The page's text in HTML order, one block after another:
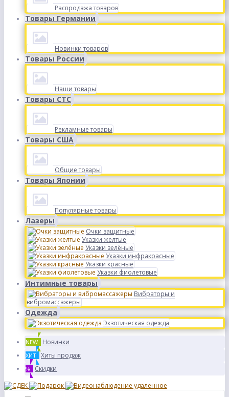
Распродажа товаров
Товары Германии
Новинки товаров
Товары России
Наши товары
Товары СТС
Рекламные товары
Товары США
Общие товары
Товары Японии
Популярные товары
Лазеры
Очки защитные
Указки желтые
Указки зелёные
Указки инфракрасные
Указки красные
Указки фиолетовые
Интимные товары
Вибраторы и
вибромассажеры
Одежда
Экзотическая одежда
NEW Новинки
ХИТ Хиты продаж
% Скидки